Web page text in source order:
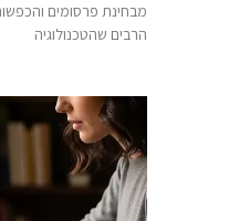
מבחינת פרסומים
הרבים שהטכנולוגיה